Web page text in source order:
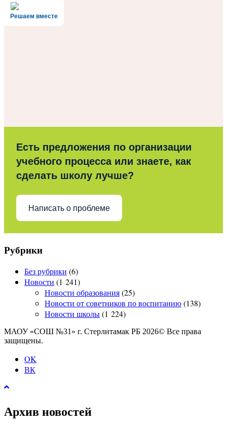
Решаем вместе
Есть предложения по организации
учебного процесса или знаете, как
сделать школу лучше?
Написать о проблеме
Рубрики
Без рубрики (6)
Новости (1 241)
Новости образования(25)
Новости от советников по воспитанию(138)
Новости школы(1 224)
МАОУ «СОШ №31» г. Стерлитамак РБ 2026© Все права
защищены.
OK
ВК
Архив новостей